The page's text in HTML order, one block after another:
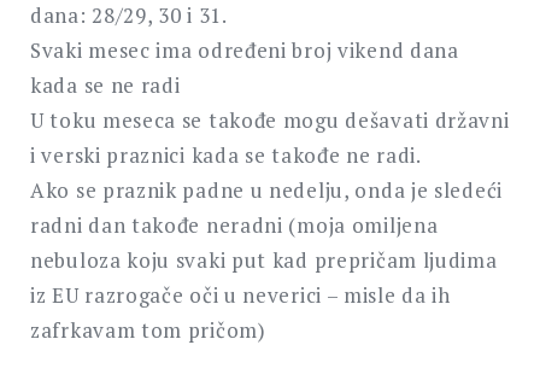
dana: 28/29, 30 i 31.
Svaki mesec ima određeni broj vikend dana
kada se ne radi
U toku meseca se takođe mogu dešavati državni
i verski praznici kada se takođe ne radi.
Ako se praznik padne u nedelju, onda je sledeći
radni dan takođe neradni (moja omiljena
nebuloza koju svaki put kad prepričam ljudima
iz EU razrogače oči u neverici – misle da ih
zafrkavam tom pričom)